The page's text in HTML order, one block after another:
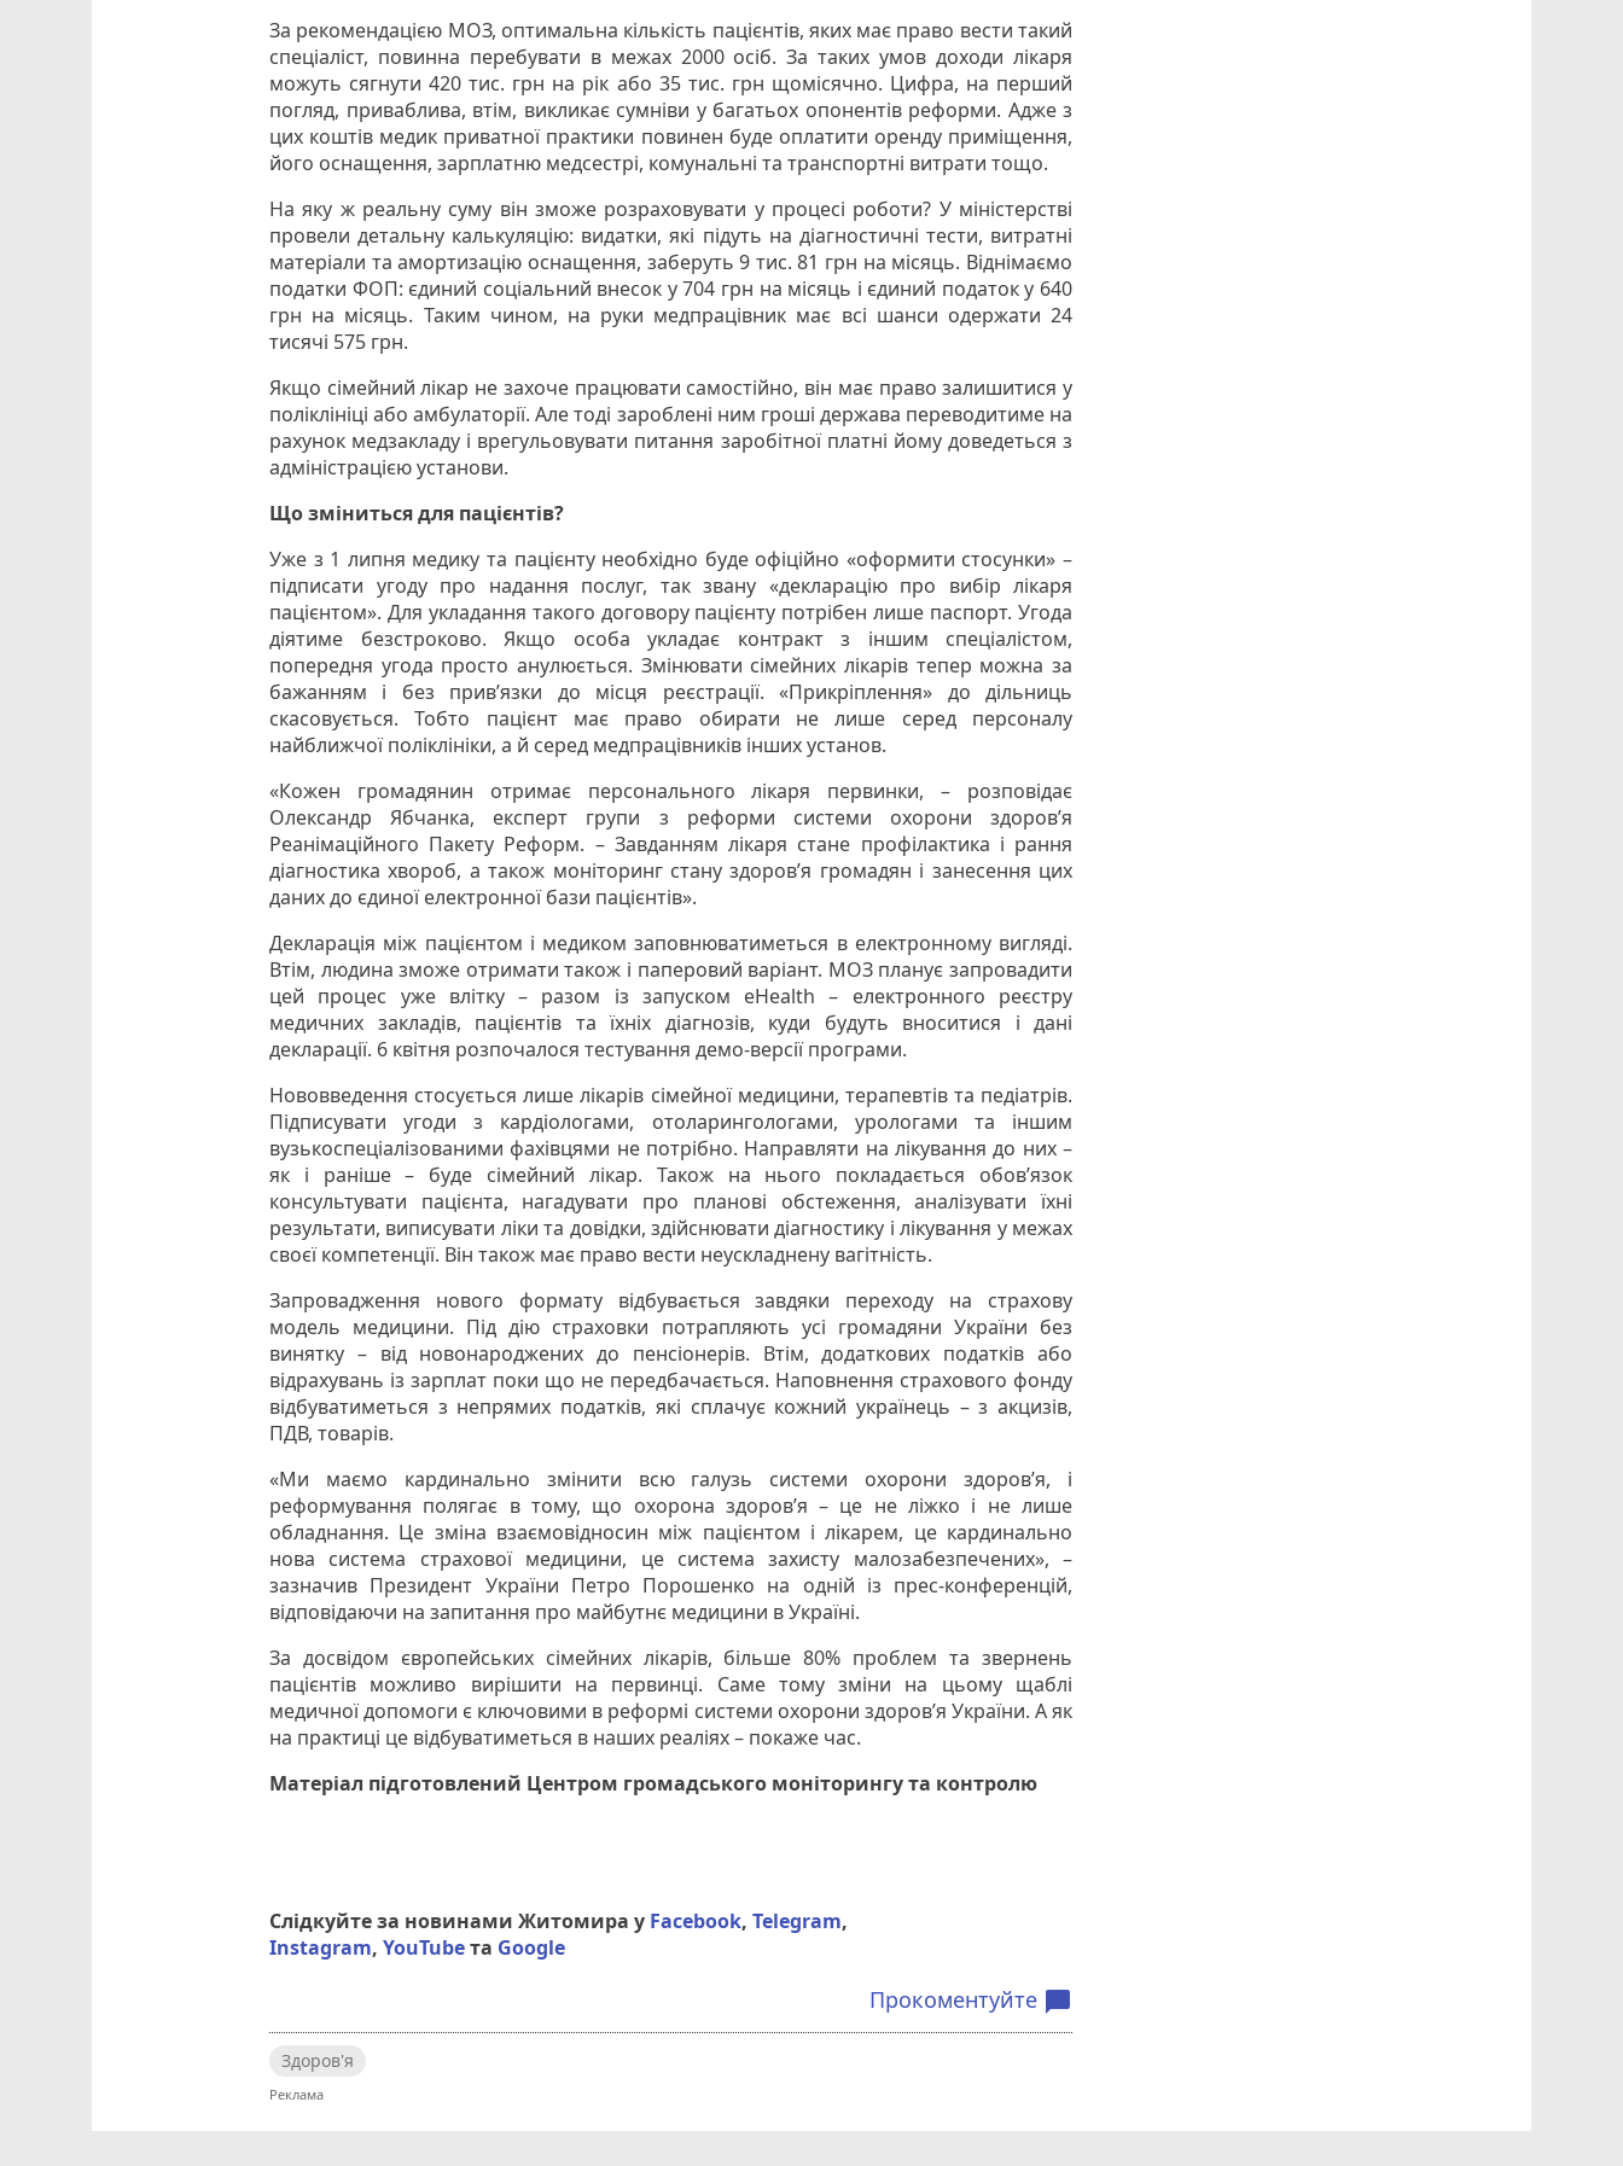
За рекомендацією МОЗ, оптимальна кількість пацієнтів, яких має право вести такий
спеціаліст, повинна перебувати в межах 2000 осіб. За таких умов доходи лікаря
можуть сягнути 420 тис. грн на рік або 35 тис. грн щомісячно. Цифра, на перший
погляд, приваблива, втім, викликає сумніви у багатьох опонентів реформи. Адже з
цих коштів медик приватної практики повинен буде оплатити оренду приміщення,
його оснащення, зарплатню медсестрі, комунальні та транспортні витрати тощо.
На яку ж реальну суму він зможе розраховувати у процесі роботи? У міністерстві
провели детальну калькуляцію: видатки, які підуть на діагностичні тести, витратні
матеріали та амортизацію оснащення, заберуть 9 тис. 81 грн на місяць. Віднімаємо
податки ФОП: єдиний соціальний внесок у 704 грн на місяць і єдиний податок у 640
грн на місяць. Таким чином, на руки медпрацівник має всі шанси одержати 24
тисячі 575 грн.
Якщо сімейний лікар не захоче працювати самостійно, він має право залишитися у
поліклініці або амбулаторії. Але тоді зароблені ним гроші держава переводитиме на
рахунок медзакладу і врегульовувати питання заробітної платні йому доведеться з
адміністрацією установи.
Що зміниться для пацієнтів?
Уже з 1 липня медику та пацієнту необхідно буде офіційно «оформити стосунки» –
підписати угоду про надання послуг, так звану «декларацію про вибір лікаря
пацієнтом». Для укладання такого договору пацієнту потрібен лише паспорт. Угода
діятиме безстроково. Якщо особа укладає контракт з іншим спеціалістом,
попередня угода просто анулюється. Змінювати сімейних лікарів тепер можна за
бажанням і без прив’язки до місця реєстрації. «Прикріплення» до дільниць
скасовується. Тобто пацієнт має право обирати не лише серед персоналу
найближчої поліклініки, а й серед медпрацівників інших установ.
«Кожен громадянин отримає персонального лікаря первинки, – розповідає
Олександр Ябчанка, експерт групи з реформи системи охорони здоров’я
Реанімаційного Пакету Реформ. – Завданням лікаря стане профілактика і рання
діагностика хвороб, а також моніторинг стану здоров’я громадян і занесення цих
даних до єдиної електронної бази пацієнтів».
Декларація між пацієнтом і медиком заповнюватиметься в електронному вигляді.
Втім, людина зможе отримати також і паперовий варіант. МОЗ планує запровадити
цей процес уже влітку – разом із запуском eHealth – електронного реєстру
медичних закладів, пацієнтів та їхніх діагнозів, куди будуть вноситися і дані
декларації. 6 квітня розпочалося тестування демо-версії програми.
Нововведення стосується лише лікарів сімейної медицини, терапевтів та педіатрів.
Підписувати угоди з кардіологами, отоларингологами, урологами та іншим
вузькоспеціалізованими фахівцями не потрібно. Направляти на лікування до них –
як і раніше – буде сімейний лікар. Також на нього покладається обов’язок
консультувати пацієнта, нагадувати про планові обстеження, аналізувати їхні
результати, виписувати ліки та довідки, здійснювати діагностику і лікування у межах
своєї компетенції. Він також має право вести неускладнену вагітність.
Запровадження нового формату відбувається завдяки переходу на страхову
модель медицини. Під дію страховки потрапляють усі громадяни України без
винятку – від новонароджених до пенсіонерів. Втім, додаткових податків або
відрахувань із зарплат поки що не передбачається. Наповнення страхового фонду
відбуватиметься з непрямих податків, які сплачує кожний українець – з акцизів,
ПДВ, товарів.
«Ми маємо кардинально змінити всю галузь системи охорони здоров’я, і
реформування полягає в тому, що охорона здоров’я – це не ліжко і не лише
обладнання. Це зміна взаємовідносин між пацієнтом і лікарем, це кардинально
нова система страхової медицини, це система захисту малозабезпечених», –
зазначив Президент України Петро Порошенко на одній із прес-конференцій,
відповідаючи на запитання про майбутнє медицини в Україні.
За досвідом європейських сімейних лікарів, більше 80% проблем та звернень
пацієнтів можливо вирішити на первинці. Саме тому зміни на цьому щаблі
медичної допомоги є ключовими в реформі системи охорони здоров’я України. А як
на практиці це відбуватиметься в наших реаліях – покаже час.
Матеріал підготовлений Центром громадського моніторингу та контролю
Слідкуйте за новинами Житомира у Facebook,Telegram,
Instagram,YouTubeта Google
Прокоментуйте chat_bubble
Здоров'я